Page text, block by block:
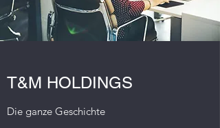
T&M HOLDINGS
Die ganze Geschichte